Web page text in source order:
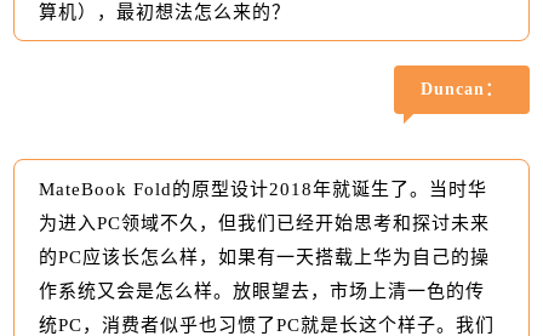
算机），最初想法怎么来的？
Duncan：
MateBook Fold的原型设计2018年就诞生了。当时华
为进入PC领域不久，但我们已经开始思考和探讨未来
的PC应该长怎么样，如果有一天搭载上华为自己的操
作系统又会是怎么样。放眼望去，市场上清一色的传
统PC，消费者似乎也习惯了PC就是长这个样子。我们